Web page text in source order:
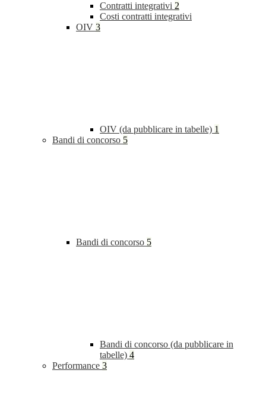
Contratti integrativi 2
Costi contratti integrativi
OIV 3
OIV (da pubblicare in tabelle) 1
Bandi di concorso 5
Bandi di concorso 5
Bandi di concorso (da pubblicare in
tabelle) 4
Performance 3